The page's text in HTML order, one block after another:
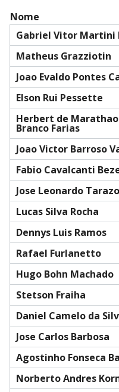
Nome
Gabriel Vitor Martini
Matheus Grazziotin
Joao Evaldo Pontes
Elson Rui Pessette
Herbert de
Branco Farias
Joao Victor Barroso
Fabio Cavalcanti
Jose Leonardo
Lucas Silva Rocha
Dennys Luis Ramos
Rafael Furlanetto
Hugo Bohn Machado
Stetson Fraiha
Daniel Camelo da
Jose Carlos Barbosa
Agostinho Fonseca
Norberto Andres